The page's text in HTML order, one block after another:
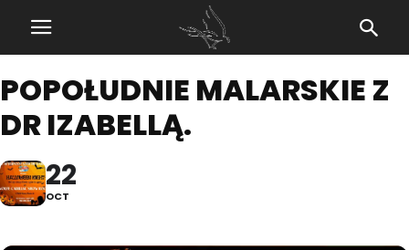
POPOŁUDNIE MALARSKIE Z
DR IZABELLĄ.
22
OCT